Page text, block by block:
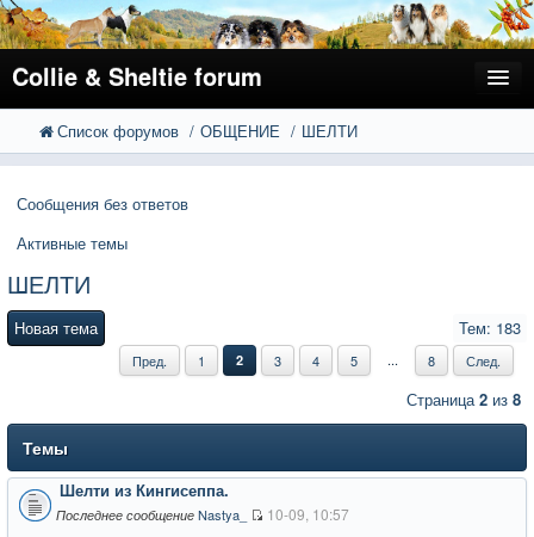
Collie & Sheltie forum
FAQ
Расширенный поиск
Список форумов ОБЩЕНИЕ ШЕЛТИ
Сообщения без ответов
Активные темы
ШЕЛТИ
Новая тема Тем: 183
Пред. 1 2 3 4 5 ... 8 След.
Страница 2 из 8
Темы
Шелти из Кингисеппа.
Последнее сообщение Nastya_ 10-09, 10:57